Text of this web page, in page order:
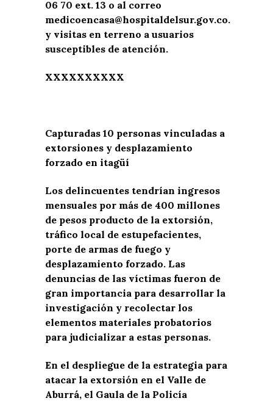
06 70 ext. 13 o al correo
medicoencasa@hospitaldelsur.gov.co.
y visitas en terreno a usuarios
susceptibles de atención.
XXXXXXXXXX
Capturadas 10 personas vinculadas a
extorsiones y desplazamiento
forzado en itagüí
Los delincuentes tendrían ingresos
mensuales por más de 400 millones
de pesos producto de la extorsión,
tráfico local de estupefacientes,
porte de armas de fuego y
desplazamiento forzado. Las
denuncias de las víctimas fueron de
gran importancia para desarrollar la
investigación y recolectar los
elementos materiales probatorios
para judicializar a estas personas.
En el despliegue de la estrategia para
atacar la extorsión en el Valle de
Aburrá, el Gaula de la Policía